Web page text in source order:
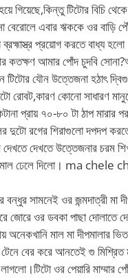
গিয়েছে,কিন্তু টিটোর বিচি
এবার ঋককে ওর বাড়ি
প্রয়োগ করতে বাধ্য
কতক্ষণ আমার পোঁদ চুদবি
টিটোর যৌন উত্তেজনা হঠাৎ
রোবট,কারণ কোনো সাধারণ
প্রায় ৭০-৮০ টা ঠাপ মারার
দুটো রগের শিরাগুলো দপদপ
দেখতে উত্তেজনার চরম
মাল ঢেলে দিলো। ma
বন্ধুর সামনেই ওর জন্মদাত্রী
জোরে ওর ডবকা পাছা দোলাতে
মাল মা দীপমালার
বের করে আনতেই গু মিশ্রিত
ওর পেয়ারি মাম্মার